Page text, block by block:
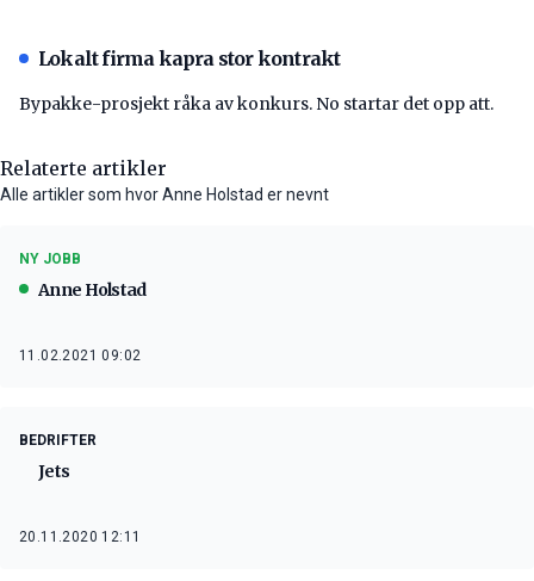
Lokalt firma kapra stor kontrakt
Bypakke-prosjekt råka av konkurs. No startar det opp att.
Relaterte artikler
Alle artikler som hvor Anne Holstad er nevnt
NY JOBB
Anne Holstad
11.02.2021 09:02
BEDRIFTER
Jets
20.11.2020 12:11